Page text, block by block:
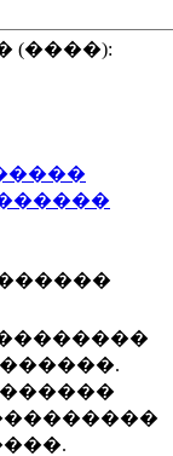
(����):